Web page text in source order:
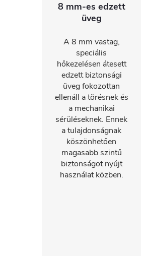
8 mm-es edzett
üveg
A 8 mm vastag,
speciális
hőkezelésen átesett
edzett biztonsági
üveg fokozottan
ellenáll a törésnek és
a mechanikai
sérüléseknek. Ennek
a tulajdonságnak
köszönhetően
magasabb szintű
biztonságot nyújt
használat közben.